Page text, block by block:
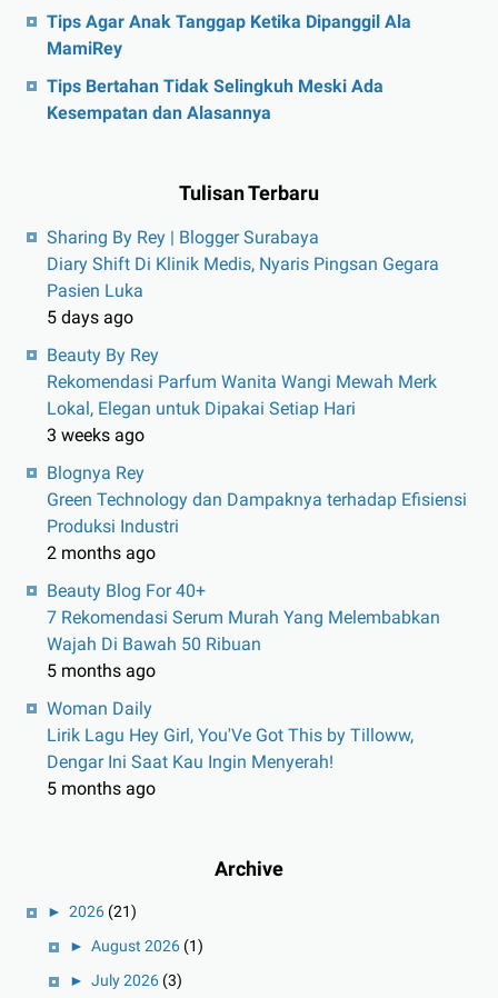
Tips Agar Anak Tanggap Ketika Dipanggil Ala
MamiRey
Tips Bertahan Tidak Selingkuh Meski Ada
Kesempatan dan Alasannya
Tulisan Terbaru
Sharing By Rey | Blogger Surabaya
Diary Shift Di Klinik Medis, Nyaris Pingsan Gegara
Pasien Luka
5 days ago
Beauty By Rey
Rekomendasi Parfum Wanita Wangi Mewah Merk
Lokal, Elegan untuk Dipakai Setiap Hari
3 weeks ago
Blognya Rey
Green Technology dan Dampaknya terhadap Efisiensi
Produksi Industri
2 months ago
Beauty Blog For 40+
7 Rekomendasi Serum Murah Yang Melembabkan
Wajah Di Bawah 50 Ribuan
5 months ago
Woman Daily
Lirik Lagu Hey Girl, You'Ve Got This by Tilloww,
Dengar Ini Saat Kau Ingin Menyerah!
5 months ago
Archive
► 2026 (21)
► August 2026 (1)
► July 2026 (3)